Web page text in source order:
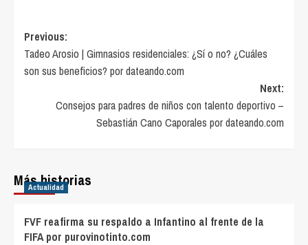
Post
navigation
Previous:
Tadeo Arosio | Gimnasios residenciales: ¿Sí o no? ¿Cuáles
son sus beneficios? por dateando.com
Next:
Consejos para padres de niños con talento deportivo –
Sebastián Cano Caporales por dateando.com
Más historias
Actualidad
FVF reafirma su respaldo a Infantino al frente de la
FIFA por purovinotinto.com